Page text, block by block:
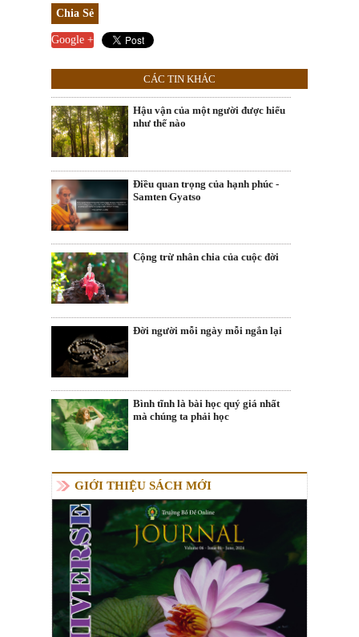
Chia Sẻ
Google +
CÁC TIN KHÁC
Hậu vận của một người được hiểu
như thế nào
Điều quan trọng của hạnh phúc -
Samten Gyatso
Cộng trừ nhân chia của cuộc đời
Đời người mỗi ngày mỗi ngắn lại
Bình tĩnh là bài học quý giá nhất
mà chúng ta phải học
GIỚI THIỆU SÁCH MỚI